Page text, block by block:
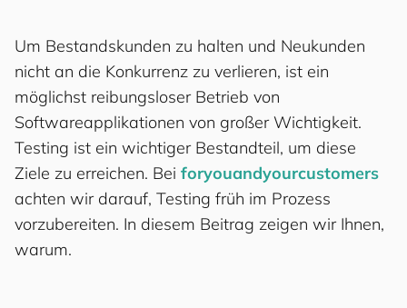
Um Bestandskunden zu halten und Neukunden
nicht an die Konkurrenz zu verlieren, ist ein
möglichst reibungsloser Betrieb von
Softwareapplikationen von großer Wichtigkeit.
Testing ist ein wichtiger Bestandteil, um diese
Ziele zu erreichen. Bei foryouandyourcustomers
achten wir darauf, Testing früh im Prozess
vorzubereiten. In diesem Beitrag zeigen wir Ihnen,
warum.